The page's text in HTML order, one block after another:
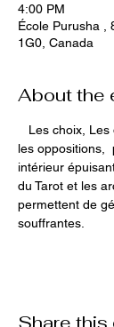
4:00 PM
École Purusha ,
1G0, Canada
About the
les oppositions,
intérieur
du Tarot et les
permettent de
souffrantes.